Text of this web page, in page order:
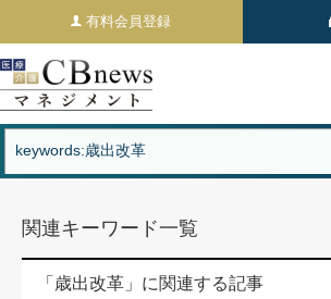
有料会員登録
関連キーワード一覧
「歳出改革」に関連する記事